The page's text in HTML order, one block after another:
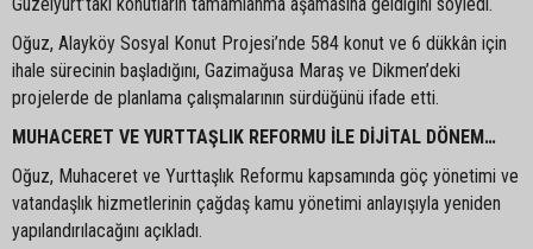
Oğuz, Alayköy Sosyal Konut Projesi’nde 584 konut ve 6 dükkân için
ihale sürecinin başladığını, Gazimağusa Maraş ve Dikmen’deki
projelerde de planlama çalışmalarının sürdüğünü ifade etti.
MUHACERET VE YURTTAŞLIK REFORMU İLE DİJİTAL DÖNEM…
Oğuz, Muhaceret ve Yurttaşlık Reformu kapsamında göç yönetimi ve
vatandaşlık hizmetlerinin çağdaş kamu yönetimi anlayışıyla yeniden
yapılandırılacağını açıkladı.